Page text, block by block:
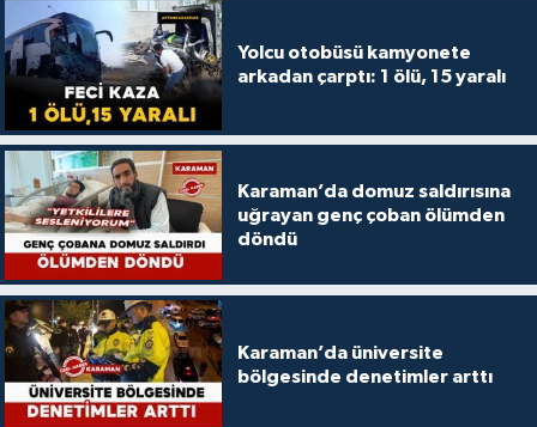
Yolcu otobüsü kamyonete
arkadan çarptı: 1 ölü, 15 yaralı
Karaman’da domuz saldırısına
uğrayan genç çoban ölümden
döndü
Karaman’da üniversite
bölgesinde denetimler arttı